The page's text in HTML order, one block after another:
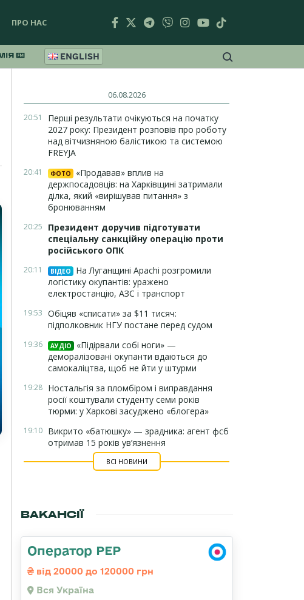
ПРО НАС
ENGLISH
06.08.2026
20:51
Перші результати очікуються на початку
2027 року: Президент розповів про роботу
над вітчизняною балістикою та системою
FREYJA
20:41 ФОТО
«Продавав» вплив на
держпосадовців: на Харківщині затримали
ділка, який «вирішував питання» з
бронюванням
20:25
Президент доручив підготувати
спеціальну санкційну операцію проти
російського ОПК
20:11 ВІДЕО
На Луганщині Apachi розгромили
логістику окупантів: уражено
електростанцію, АЗС і транспорт
19:53 Обіцяв «списати» за $11 тисяч:
підполковник НГУ постане перед судом
19:36 АУДІО
«Підірвали собі ноги» —
деморалізовані окупанти вдаються до
самокаліцтва, щоб не йти у штурми
19:28 Ностальгія за пломбіром і виправдання
росії коштували студенту семи років
тюрми: у Харкові засуджено «блогера»
19:10 Викрито «батюшку» — зрадника: агент фсб
отримав 15 років ув’язнення
ВСІ НОВИНИ
ВАКАНСІЇ
Оператор РЕР
від 20000 до 120000 грн
Вся Україна